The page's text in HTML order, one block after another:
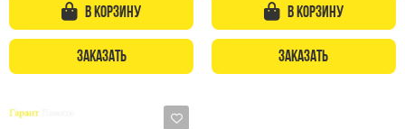
В корзину
Заказать
В корзину
Заказать